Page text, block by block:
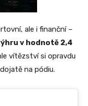
ale i finanční –
v hodnotě 2,4
vítězství si opravdu
na pódiu.